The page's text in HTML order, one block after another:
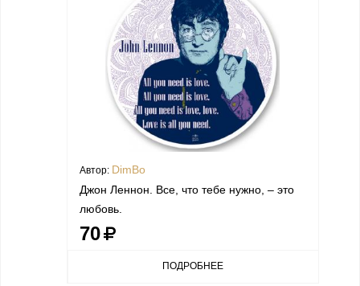
Автор: DimBo
Джон Леннон. Все, что тебе нужно, – это
любовь.
70
ПОДРОБНЕЕ